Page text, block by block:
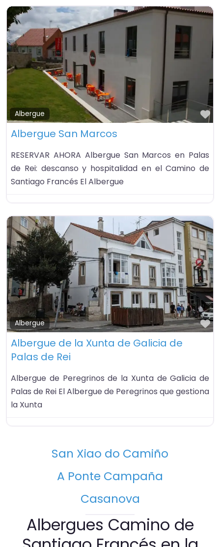
Albergue
Albergue San Marcos
RESERVAR AHORA Albergue San Marcos en Palas
de Rei: descanso y hospitalidad en el Camino de
Santiago Francés El Albergue
Albergue
Albergue de la Xunta de Galicia de
Palas de Rei
Albergue de Peregrinos de la Xunta de Galicia de
Palas de Rei El Albergue de Peregrinos que gestiona
la Xunta
San Xiao do Camiño
A Ponte Campaña
Casanova
Albergues Camino de